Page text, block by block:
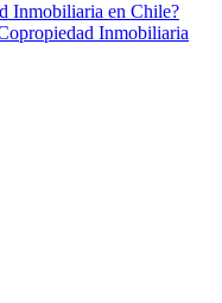
Inmobiliaria en Chile?
Inmobiliaria